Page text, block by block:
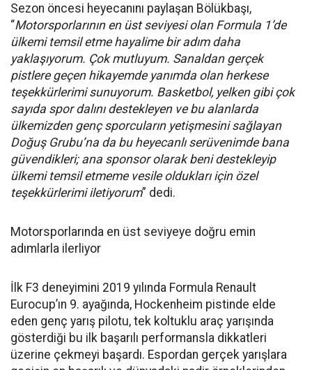
Sezon öncesi heyecanını paylaşan Bölükbaşı,
“Motorsporlarının en üst seviyesi olan Formula 1’de
ülkemi temsil etme hayalime bir adım daha
yaklaşıyorum. Çok mutluyum. Sanaldan gerçek
pistlere geçen hikayemde yanımda olan herkese
teşekkürlerimi sunuyorum. Basketbol, yelken gibi çok
sayıda spor dalını destekleyen ve bu alanlarda
ülkemizden genç sporcuların yetişmesini sağlayan
Doğuş Grubu’na da bu heyecanlı serüvenimde bana
güvendikleri; ana sponsor olarak beni destekleyip
ülkemi temsil etmeme vesile oldukları için özel
teşekkürlerimi iletiyorum” dedi.
Motorsporlarında en üst seviyeye doğru emin
adımlarla ilerliyor
İlk F3 deneyimini 2019 yılında Formula Renault
Eurocup’ın 9. ayağında, Hockenheim pistinde elde
eden genç yarış pilotu, tek koltuklu araç yarışında
gösterdiği bu ilk başarılı performansla dikkatleri
üzerine çekmeyi başardı. Espordan gerçek yarışlara